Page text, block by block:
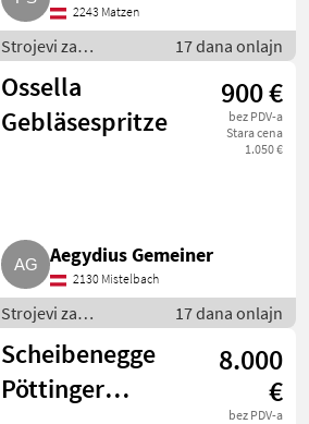
2243 Matzen
Strojevi za
vinogradarstvo /
Ostali strojevi za
vinogradarstvo
17 dana onlajn
Ossella
Gebläsespritze
900 €
bez PDV-a
Stara cena
1.050 €
Aegydius Gemeiner
2130 Mistelbach
Strojevi za
vinogradarstvo /
Ostali strojevi za
vinogradarstvo
17 dana onlajn
Scheibenegge
Pöttinger
8.000
€
bez PDV-a